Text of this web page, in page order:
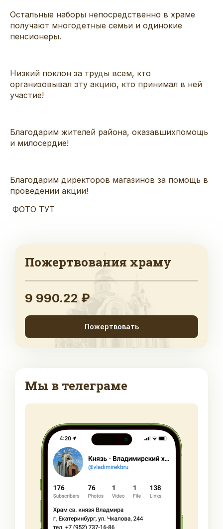
Остальные наборы непосредственно в храме
получают многодетные семьи и одинокие
пенсионеры.
Низкий поклон за труды всем, кто
организовывал эту акцию, кто принимал в ней
участие!
Благодарим жителей района, оказавшихпомощь
и милосердие!
Благодарим директоров магазинов за помощь в
проведении акции!
ФОТО ТУТ
Пожертвования храму
9 990.22 ₽
Пожертвовать
Мы в телеграме